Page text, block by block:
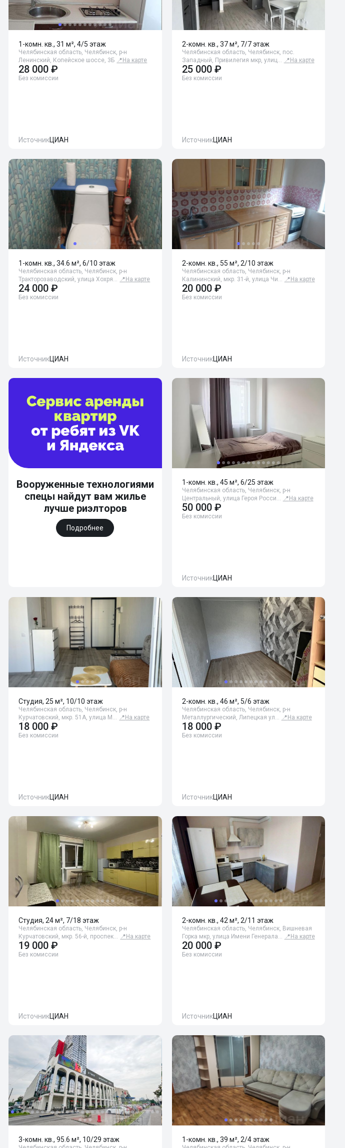
1-комн. кв., 31 м², 4/5 этаж
Челябинская область, Челябинск, р-н
Ленинский, Копейское шоссе, 3Б 📍 На карте
28 000 ₽
Без комиссии
ИсточникЦИАН
2-комн. кв., 37 м², 7/7 этаж
Челябинская область, Челябинск, пос.
Западный, Привилегия мкр, улиц… 📍 На карте
25 000 ₽
Без комиссии
ИсточникЦИАН
1-комн. кв., 34.6 м², 6/10 этаж
Челябинская область, Челябинск, р-н
Тракторозаводский, улица Хохря… 📍 На карте
24 000 ₽
Без комиссии
ИсточникЦИАН
2-комн. кв., 55 м², 2/10 этаж
Челябинская область, Челябинск, р-н
Калининский, мкр. 31-й, улица Чи… 📍 На карте
20 000 ₽
Без комиссии
ИсточникЦИАН
Вооруженные технологиями
спецы найдут вам жилье
лучше риэлторов
Подробнее
1-комн. кв., 45 м², 6/25 этаж
Челябинская область, Челябинск, р-н
Центральный, улица Героя Росси… 📍 На карте
50 000 ₽
Без комиссии
ИсточникЦИАН
Студия, 25 м², 10/10 этаж
Челябинская область, Челябинск, р-н
Курчатовский, мкр. 51А, улица М… 📍 На карте
18 000 ₽
Без комиссии
ИсточникЦИАН
2-комн. кв., 46 м², 5/6 этаж
Челябинская область, Челябинск, р-н
Металлургический, Липецкая ул… 📍 На карте
18 000 ₽
Без комиссии
ИсточникЦИАН
Студия, 24 м², 7/18 этаж
Челябинская область, Челябинск, р-н
Курчатовский, мкр. 56-й, проспек… 📍 На карте
19 000 ₽
Без комиссии
ИсточникЦИАН
2-комн. кв., 42 м², 2/11 этаж
Челябинская область, Челябинск, Вишневая
Горка мкр, улица Имени Генерала… 📍 На карте
20 000 ₽
Без комиссии
ИсточникЦИАН
3-комн. кв., 95.6 м², 10/29 этаж 1-комн. кв., 39 м², 2/4 этаж